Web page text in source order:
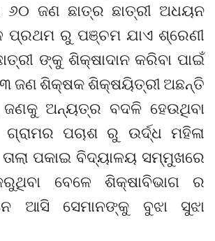
୬୦ ଜଣ ଛାତ୍ର ଛାତ୍ରୀ ଅଧୟନ
ପ୍ରଥମ ରୁ ପଞ୍ଚମ ଯାଏ ଶ୍ରେଣୀ
ଙ୍କୁ ଶିକ୍ଷାଦାନ କରିବା ପାଇଁ
ଜଣ ଶିକ୍ଷକ ଶିକ୍ଷୟିତ୍ରୀ ଅଛନ୍ତି
ଅନ୍ୟତ୍ର ବଦଳି ହେଉଥିବା
ପଚାଶ ରୁ ଉର୍ଦ୍ଧ ମହିଳା
ପକାଇ ବିଦ୍ୟାଳୟ ସମ୍ମୁଖରେ
ବେଳେ ଶିକ୍ଷାବିଭାଗ ର
ଆସି ସେମାନଙ୍କୁ ବୁଝା ସୁଝା